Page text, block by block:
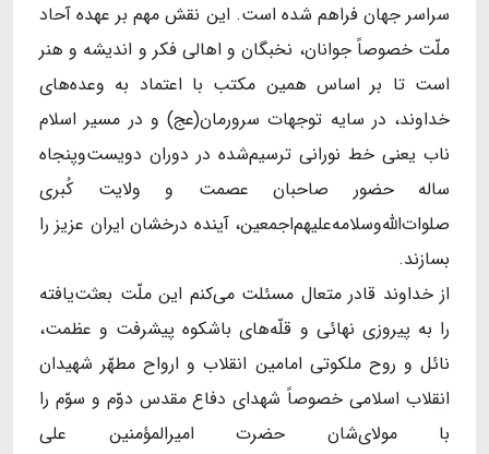
سراسر جهان فراهم شده است. این نقش مهم بر عهده‌ آحاد
ملّت خصوصاً جوانان، نخبگان و اهالی فکر و اندیشه و هنر
است تا بر اساس همین مکتب با اعتماد به وعده‌های
خداوند، در سایه‌ توجهات سرورمان(عج) و در مسیر اسلام
ناب یعنی خط نورانی ترسیم‌شده در دوران دویست‌و‌پنجاه
ساله‌ حضور صاحبان عصمت و ولایت کُبری
صلوات‌الله‌وسلامه‌علیهم‌اجمعین، آینده‌ درخشان ایران عزیز را
بسازند.
از خداوند قادر متعال مسئلت می‌کنم این ملّت بعثت‌یافته
را به پیروزی نهائی و قلّه‌های باشکوه پیشرفت و عظمت،
نائل و روح ملکوتی امامین انقلاب و ارواح مطهّر شهیدان
انقلاب اسلامی خصوصاً شهدای دفاع مقدس دوّم و سوّم را
با مولای‌شان حضرت امیرالمؤمنین علی